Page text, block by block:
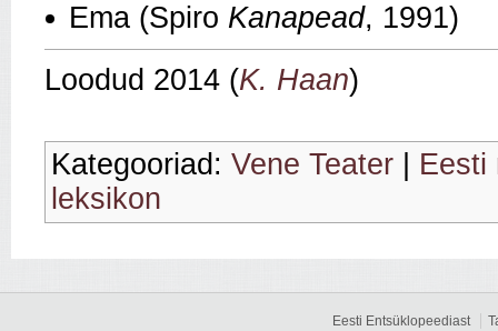
Ema (Spiro Kanapead, 1991)
Loodud 2014 (K. Haan)
Kategooriad: Vene Teater
Eesti
leksikon
Eesti Entsüklopeediast